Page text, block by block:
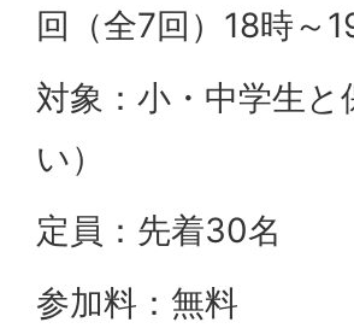
回（全7回）18時～
対象：小・中学生
い）
定員：先着30名
参加料：無料